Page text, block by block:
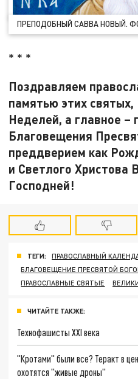
ПРЕПОДОБНЫЙ САВВА НОВЫЙ.
* * *
Поздравляем
памятью этих
Неделей, а главное –
Благовещения
преддверием как
и Светлого Христова
Господней!
ТЕГИ:
ПРАВОСЛАВНЫЙ
БЛАГОВЕЩЕНИЕ ПРЕСВЯТОЙ
ПРАВОСЛАВНЫЕ СВЯТЫЕ
ЧИТАЙТЕ ТАКЖЕ:
Технофашисты XXI века
"Кротами" были все? Теракт в
охотятся "живые дроны"